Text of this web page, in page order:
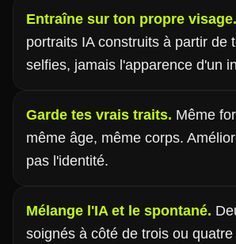
Entraîne sur ton propre visage.
portraits IA construits à partir de
selfies, jamais l'apparence d'un
Garde tes vrais traits. Même
même âge, même corps.
pas l'identité.
Mélange l'IA et le spontané.
soignés à côté de trois ou